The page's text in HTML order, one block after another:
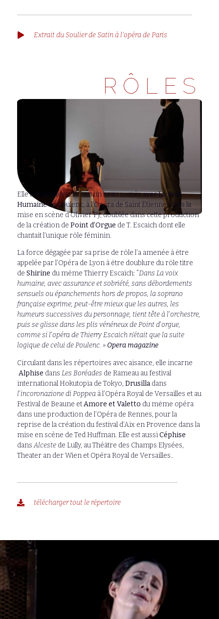
Extrait du Soulier de Satin à l'opéra de Paris
RÔLES
Elle a également obtenu un beau succès avecLa Voix
Humainede Poulenc, à l’Opéra de Saint Etienne, dans la
mise en scène d’Olivier Py, doublée dans cette production
de la création de Point d’Orgue de T. Escaich dont elle
chantait l’unique rôle féminin.
La force dégagée par sa prise de rôle l’a amenée à être
appelée par l’Opéra de Lyon à être doublure du rôle titre
de Shirine du même Thierry Escaich: “Dans La voix
humaine, avec assurance et sobriété, sans débordements
sensuels ou épanchements hors de propos, la soprano
française exprime, peut-être mieux que les autres, les
humeurs successives du personnage, tient tête à l’orchestre,
puis se glisse dans les plis vénéneux de Point d’orgue,
comme si l’opéra de Thierry Escaich n’était que la suite
logique de celui de Poulenc. » Opera magazine
Circulant dans les répertoires avec aisance, elle incarne
Alphise dans Les Boréades de Rameau au festival
international Hokutopia de Tokyo, Drusilla dans
l’incoronazione di Poppea à l’Opéra Royal de Versailles et au
Festival de Beaune etAmore et Valetto du même opéra
dans une production de l’Opéra de Rennes, pour la
reprise de la création du festival d’Aix en Provence dans la
mise en scène de Ted Huffman. Elle est aussiCéphise
dansAlceste de Lully, au Théâtre des Champs Elysées,
Theater an der Wien et Opéra Royal de Versailles..
télécharger tout le répertoire